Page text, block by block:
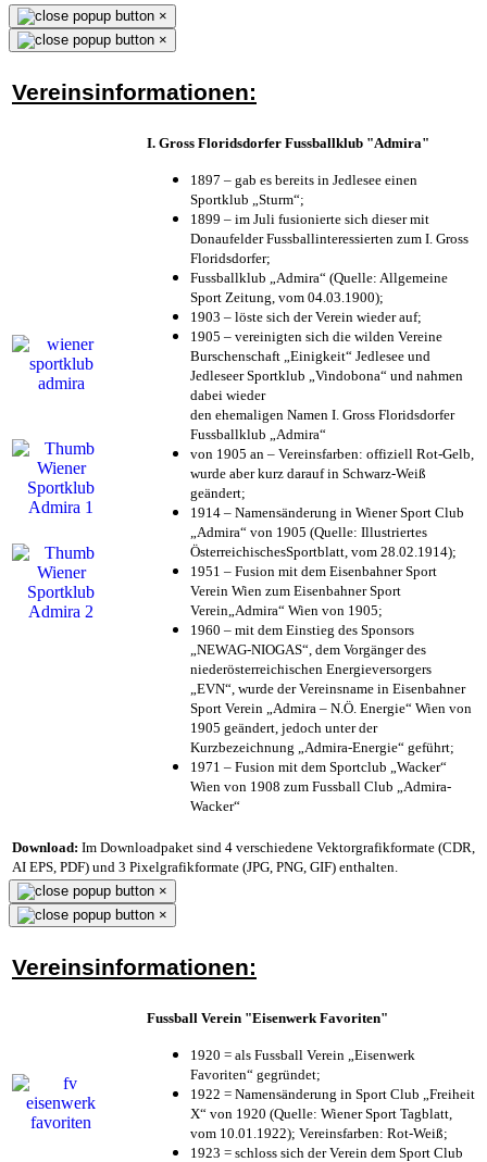
×
×
Vereinsinformationen:
I. Gross Floridsdorfer Fussballklub "Admira"
1897 – gab es bereits in Jedlesee einen
Sportklub „Sturm“;
1899 – im Juli fusionierte sich dieser mit
Donaufelder Fussballinteressierten zum I. Gross
Floridsdorfer;
Fussballklub „Admira“ (Quelle: Allgemeine
Sport Zeitung, vom 04.03.1900);
1903 – löste sich der Verein wieder auf;
1905 – vereinigten sich die wilden Vereine
Burschenschaft „Einigkeit“ Jedlesee und
Jedleseer Sportklub „Vindobona“ und nahmen
dabei wieder
den ehemaligen Namen I. Gross Floridsdorfer
Fussballklub „Admira“
von 1905 an – Vereinsfarben: offiziell Rot-Gelb,
wurde aber kurz darauf in Schwarz-Weiß
geändert;
1914 – Namensänderung in Wiener Sport Club
„Admira“ von 1905 (Quelle: Illustriertes
ÖsterreichischesSportblatt, vom 28.02.1914);
1951 – Fusion mit dem Eisenbahner Sport
Verein Wien zum Eisenbahner Sport
Verein„Admira“ Wien von 1905;
1960 – mit dem Einstieg des Sponsors
„NEWAG-NIOGAS“, dem Vorgänger des
niederösterreichischen Energieversorgers
„EVN“, wurde der Vereinsname in Eisenbahner
Sport Verein „Admira – N.Ö. Energie“ Wien von
1905 geändert, jedoch unter der
Kurzbezeichnung „Admira-Energie“ geführt;
1971 – Fusion mit dem Sportclub „Wacker“
Wien von 1908 zum Fussball Club „Admira-
Wacker“
Download: Im Downloadpaket sind 4 verschiedene Vektorgrafikformate (CDR,
AI EPS, PDF) und 3 Pixelgrafikformate (JPG, PNG, GIF) enthalten.
×
×
Vereinsinformationen:
Fussball Verein "Eisenwerk Favoriten"
1920 = als Fussball Verein „Eisenwerk
Favoriten“ gegründet;
1922 = Namensänderung in Sport Club „Freiheit
X“ von 1920 (Quelle: Wiener Sport Tagblatt,
vom 10.01.1922); Vereinsfarben: Rot-Weiß;
1923 = schloss sich der Verein dem Sport Club